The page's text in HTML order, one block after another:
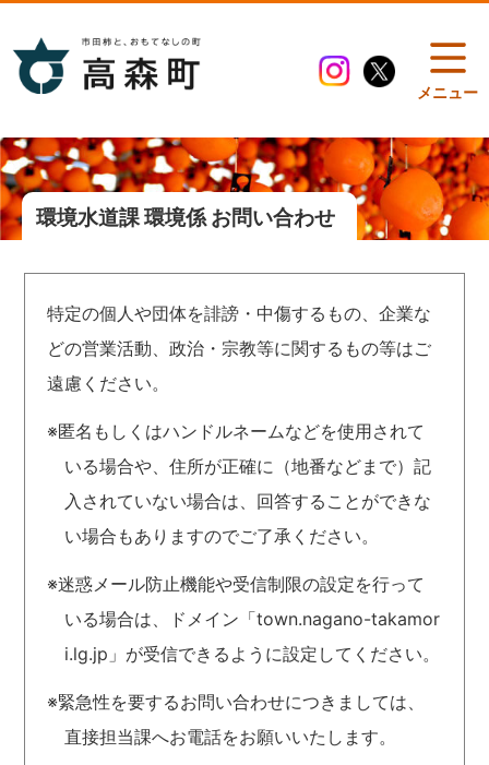
メニュー
環境水道課 環境係 お問い合わせ
特定の個人や団体を誹謗・中傷するもの、企業な
どの営業活動、政治・宗教等に関するもの等はご
遠慮ください。
※匿名もしくはハンドルネームなどを使用されて
いる場合や、住所が正確に（地番などまで）記
入されていない場合は、回答することができな
い場合もありますのでご了承ください。
※迷惑メール防止機能や受信制限の設定を行って
いる場合は、ドメイン「town.nagano-takamor
i.lg.jp」が受信できるように設定してください。
※緊急性を要するお問い合わせにつきましては、
直接担当課へお電話をお願いいたします。